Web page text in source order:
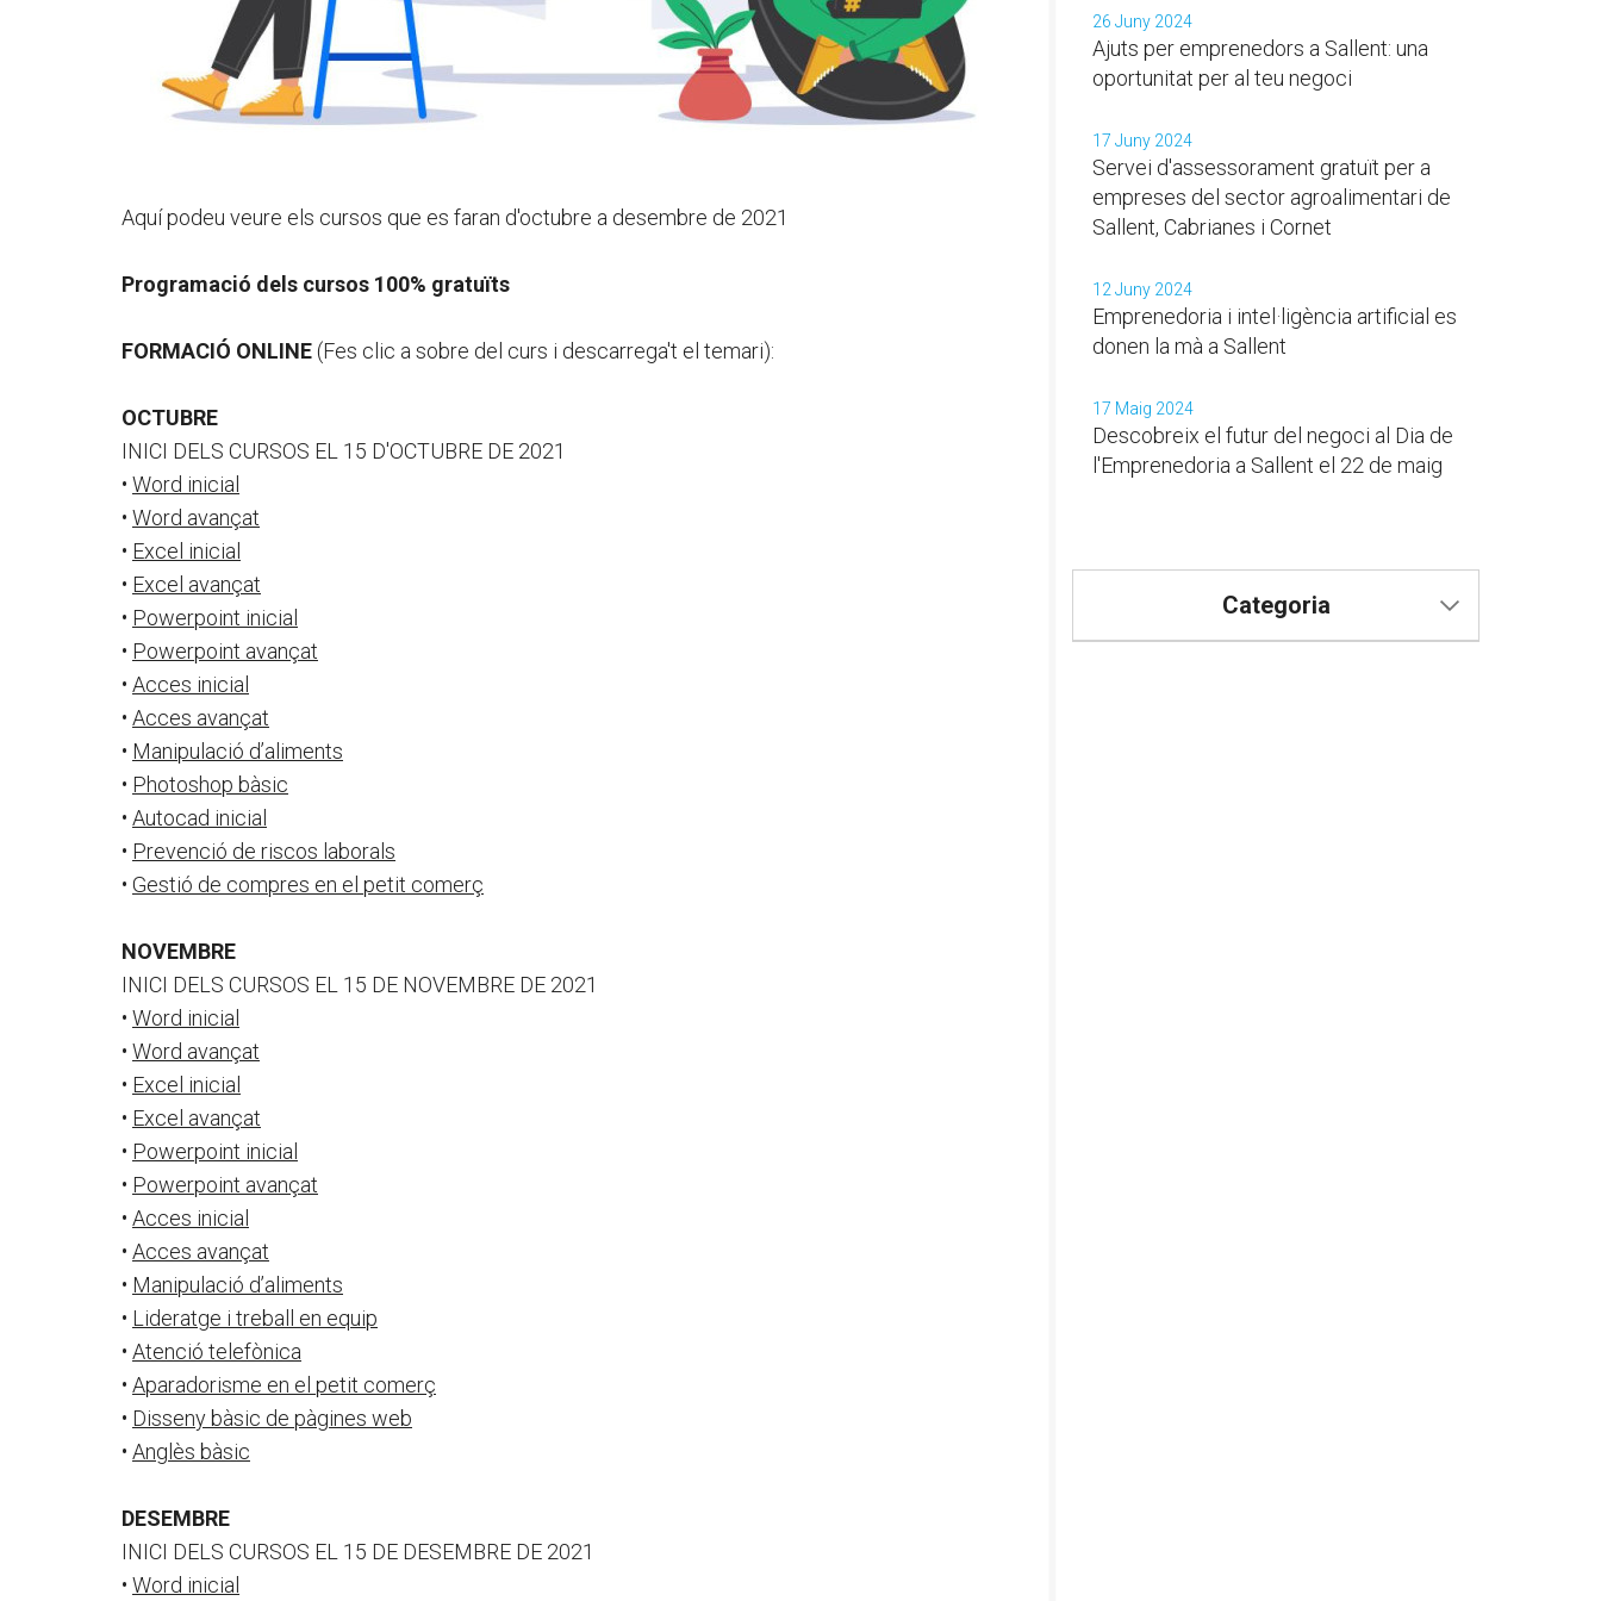
Aquí podeu veure els cursos que es faran d'octubre a desembre de 2021
Programació dels cursos 100% gratuïts
FORMACIÓ ONLINE (Fes clic a sobre del curs i descarrega't el temari):
OCTUBRE
INICI DELS CURSOS EL 15 D'OCTUBRE DE 2021
• Word inicial
• Word avançat
• Excel inicial
• Excel avançat
• Powerpoint inicial
• Powerpoint avançat
• Acces inicial
• Acces avançat
• Manipulació d’aliments
• Photoshop bàsic
• Autocad inicial
• Prevenció de riscos laborals
• Gestió de compres en el petit comerç
NOVEMBRE
INICI DELS CURSOS EL 15 DE NOVEMBRE DE 2021
• Word inicial
• Word avançat
• Excel inicial
• Excel avançat
• Powerpoint inicial
• Powerpoint avançat
• Acces inicial
• Acces avançat
• Manipulació d’aliments
• Lideratge i treball en equip
• Atenció telefònica
• Aparadorisme en el petit comerç
• Disseny bàsic de pàgines web
• Anglès bàsic
DESEMBRE
INICI DELS CURSOS EL 15 DE DESEMBRE DE 2021
• Word inicial
26 Juny 2024
Ajuts per emprenedors a Sallent: una
oportunitat per al teu negoci
17 Juny 2024
Servei d'assessorament gratuït per a
empreses del sector agroalimentari de
Sallent, Cabrianes i Cornet
12 Juny 2024
Emprenedoria i intel·ligència artificial es
donen la mà a Sallent
17 Maig 2024
Descobreix el futur del negoci al Dia de
l'Emprenedoria a Sallent el 22 de maig
Categoria